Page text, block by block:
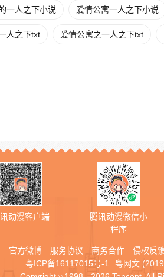
一人之下小说 爱情公寓一人之下小说
人之下txt 爱情公寓之一人之下txt
动漫客户端
腾讯动漫微信小
程序
官方微博 服务协议 商务合作 侵权反
粤ICP备16117015号-1
粤网文